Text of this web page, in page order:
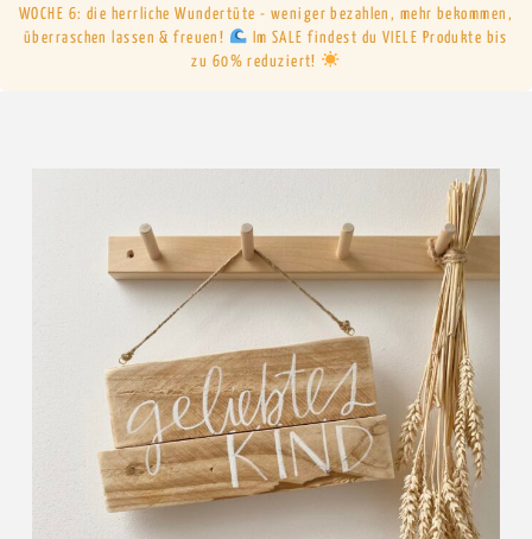
WOCHE 6: die herrliche Wundertüte - weniger bezahlen, mehr bekommen,
überraschen lassen & freuen!
Im SALE findest du VIELE Produkte bis
zu 60% reduziert!